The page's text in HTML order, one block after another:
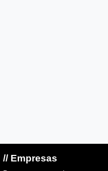
// Empresas